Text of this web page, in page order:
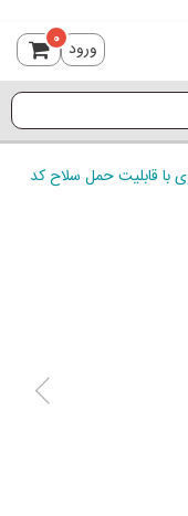
ورود 0
22 لیتری با قابلیت حمل سلاح کد